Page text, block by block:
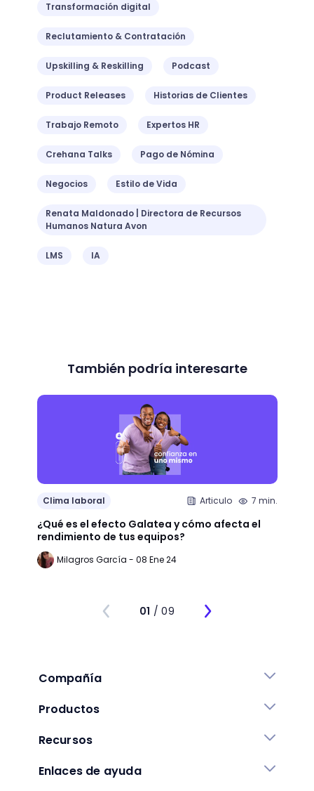
Transformación digital
Reclutamiento & Contratación
Upskilling & Reskilling Podcast
Product Releases Historias de Clientes
Trabajo Remoto Expertos HR
Crehana Talks Pago de Nómina
Negocios Estilo de Vida
Renata Maldonado | Directora de Recursos
Humanos Natura Avon
LMS IA
También podría interesarte
Clima laboral Articulo 7 min.
¿Qué es el efecto Galatea y cómo afecta el
rendimiento de tus equipos?
Milagros García - 08 Ene 24
01 / 09
Compañía
Productos
Recursos
Enlaces de ayuda